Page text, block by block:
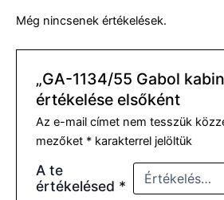
Még nincsenek értékelések.
„GA-1134/55 Gabol
értékelése elsőként
Az e-mail címet nem tesszük
mezőket * karakterrel jelöltük
A te
értékelésed *